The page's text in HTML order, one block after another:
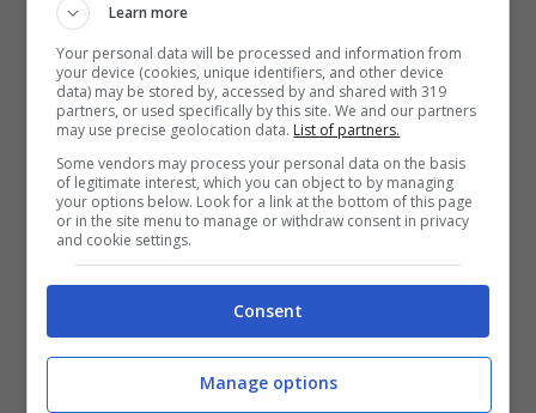
Il gigante sudcoreano non ha specificato
una data nella quale i chip saranno
Learn more
Your personal data will be processed and information from
your device (cookies, unique identifiers, and other device
data) may be stored by, accessed by and shared with 319
partners, or used specifically by this site. We and our partners
may use precise geolocation data. List of partners.
Some vendors may process your personal data on the basis
of legitimate interest, which you can object to by managing
your options below. Look for a link at the bottom of this page
or in the site menu to manage or withdraw consent in privacy
and cookie settings.
Consent
Manage options